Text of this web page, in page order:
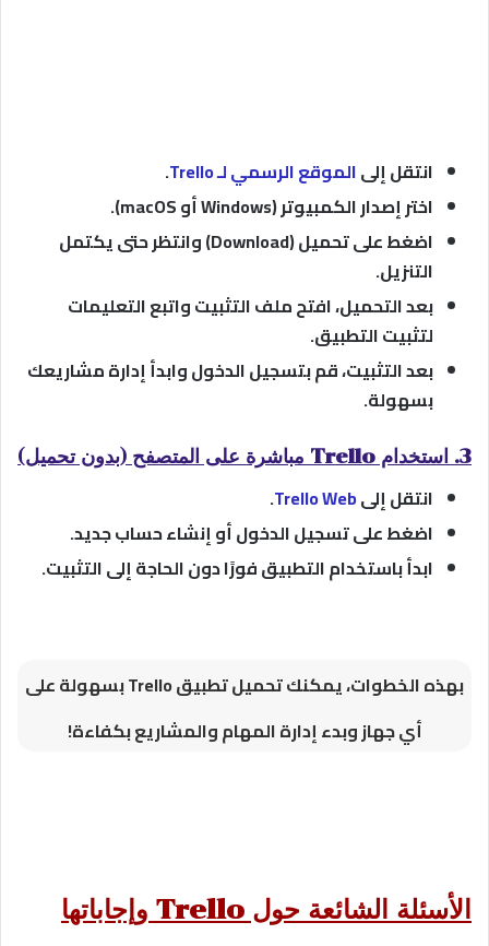
انتقل إلىالموقع الرسمي لـ Trello
.
اختر إصدار الكمبيوتر (Windows أو macOS).
اضغط على تحميل (Download) وانتظر حتى يكتمل
التنزيل.
بعد التحميل، افتح ملف التثبيت واتبع التعليمات
لتثبيت التطبيق.
بعد التثبيت، قم بتسجيل الدخول وابدأ إدارة مشاريعك
بسهولة.
3. استخدام Trello مباشرة على المتصفح (بدون تحميل)
انتقل إلىTrello Web
.
اضغط على تسجيل الدخول أو إنشاء حساب جديد.
ابدأ باستخدام التطبيق فورًا دون الحاجة إلى التثبيت.
بهذه الخطوات، يمكنك تحميل تطبيق Trello بسهولة على
أي جهاز وبدء إدارة المهام والمشاريع بكفاءة!
الأسئلة الشائعة حول Trello وإجاباتها